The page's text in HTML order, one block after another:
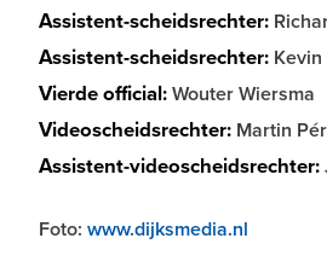
Assistent-scheidsrechter:
Assistent-scheidsrechter:
Vierde official:Wouter Wiersma
Videoscheidsrechter: Martin
Assistent-videoscheidsrechter:
Foto: www.dijksmedia.nl